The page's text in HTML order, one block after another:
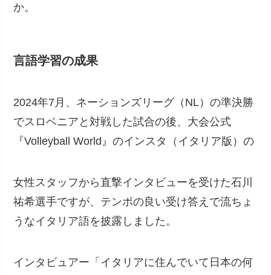
か。
言語学習の成果
2024年7月、ネーションズリーグ（NL）の準決勝
でスロベニアと対戦した試合の後、大会公式
『Volleyball World』のインスタ（イタリア版）の
女性スタッフから直撃インタビューを受けた石川
祐希選手ですが、テンポの良い受け答えで流ちょ
うなイタリア語を披露しました。
インタビュアー「イタリアに住んでいて日本の何